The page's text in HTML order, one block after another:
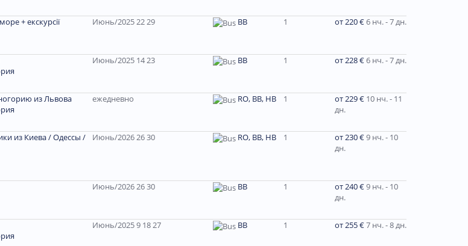
+ екскурсії
Июнь/2025 22 29 BB 1 от 220 €6 нч. - 7 дн.
Июнь/2025 14 23 BB 1 от 228 €6 нч. - 7 дн.
из Львова
ежедневно RO, BB, HB 1 от 229 € 10 нч. - 11
дн.
из Киева / Одессы /
Июнь/2026 26 30 RO, BB, HB 1 от 230 €9 нч. - 10
дн.
Июнь/2026 26 30 ВВ 1 от 240 €9 нч. - 10
дн.
Июнь/2025 9 18 27 BB 1 от 255 €7 нч. - 8 дн.